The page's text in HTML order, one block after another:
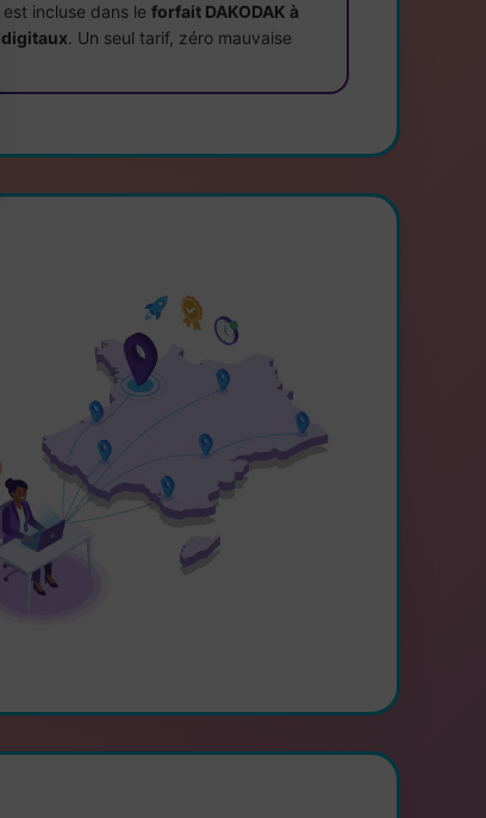
est incluse dans le forfait DAKODAK à
digitaux. Un seul tarif, zéro mauvaise